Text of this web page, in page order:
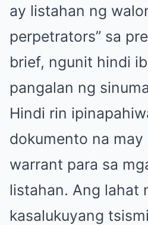
ay listahan ng
perpetrators” sa
brief, ngunit hindi
pangalan ng
Hindi rin
dokumento na
warrant para sa
listahan. Ang lahat
kasalukuyang